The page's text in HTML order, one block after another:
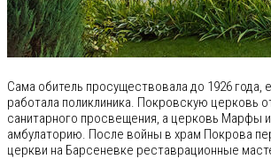
Сама обитель просуществовала до 1926 года,
работала поликлиника. Покровскую церковь
санитарного просвещения, а церковь Марфы
амбулаторию. После войны в храм Покрова
церкви на Барсеневке реставрационные